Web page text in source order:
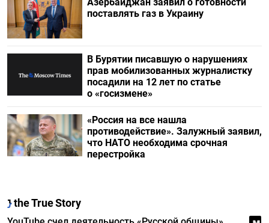
поставлять газ в Украину
В Бурятии писавшую о нарушениях
прав мобилизованных журналистку
посадили на 12 лет по статье
о «госизмене»
«Россия на все нашла
противодействие». Залужный заявил,
что НАТО необходима срочная
перестройка